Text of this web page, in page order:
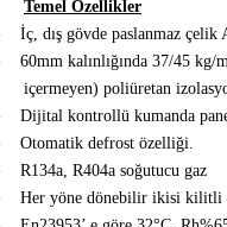
Temel Özellikler
İç, dış gövde paslanmaz
60mm kalınlığında 37/45 kg/
içermeyen) poliüretan
Dijital kontrollü kumanda
Otomatik defrost özelliği.
R134a, R404a soğutucu gaz
Her yöne dönebilir ikisi kilitli